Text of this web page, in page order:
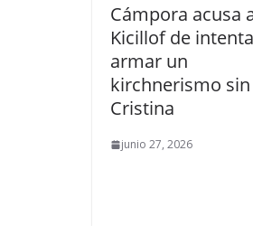
Cámpora acusa
Kicillof de
armar un
kirchnerismo sin
Cristina
junio 27, 2026